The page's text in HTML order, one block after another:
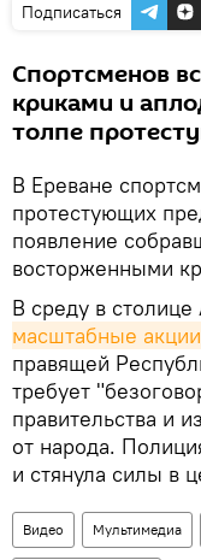
Подписаться
Спортсменов
криками и
толпе
В Ереване
протестующих
появление
восторженными
В среду в
масштабные
правящей
требует
правительства и
от народа.
и стянула силы в
Видео Мультимедиа